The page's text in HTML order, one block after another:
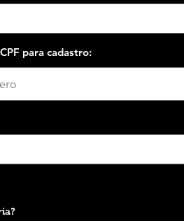
para cadastro: